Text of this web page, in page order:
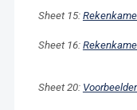
Sheet 15:
Sheet 16:
Sheet 20: